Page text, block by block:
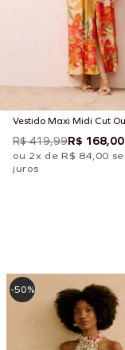
Vestido Maxi Midi Cut
Estampado Carimbó
R$ 419,99R$ 168,00
ou 2x de R$ 84,00
juros
-50%